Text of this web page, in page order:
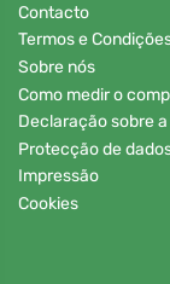
Contacto
Termos e
Sobre nós
Como medir o
Declaração sobre
Protecção de
Impressão
Cookies